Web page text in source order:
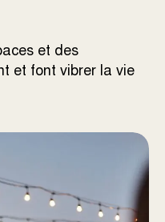
et des
et font vibrer la vie